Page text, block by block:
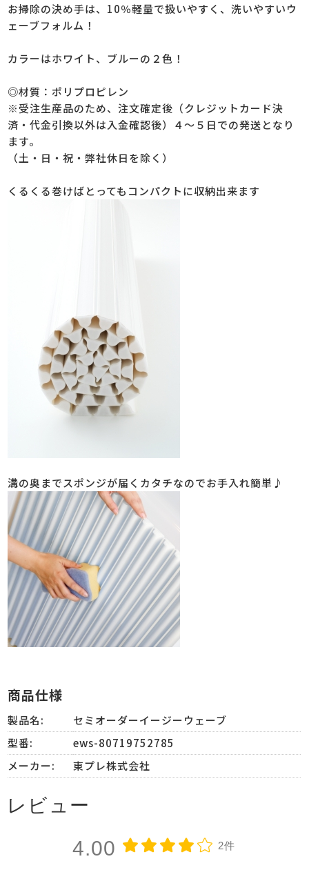
お掃除の決め手は、10％軽量で扱いやすく、洗いやすいウ
ェーブフォルム！
カラーはホワイト、ブルーの２色！
◎材質：ポリプロピレン
※受注生産品のため、注文確定後（クレジットカード決
済・代金引換以外は入金確認後）４～５日での発送となり
ます。
（土・日・祝・弊社休日を除く）
くるくる巻けばとってもコンパクトに収納出来ます
溝の奥までスポンジが届くカタチなのでお手入れ簡単♪
商品仕様
製品名:
セミオーダーイージーウェーブ
型番:
ews-80719752785
メーカー:
東プレ株式会社
レビュー
4.00 2件